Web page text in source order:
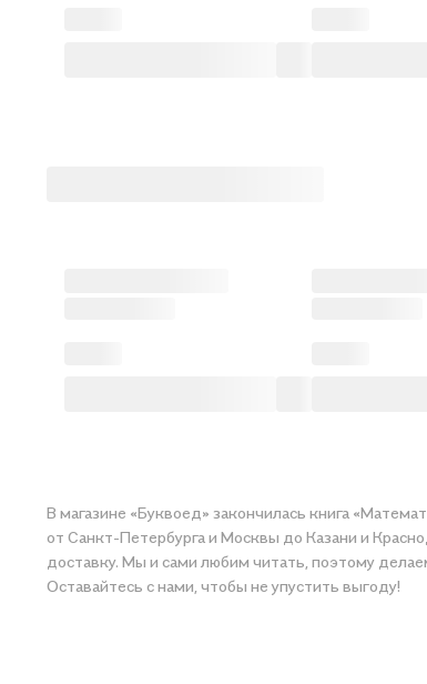
В магазине «Буквоед» закончилась книга «Математика. Задачи. Уровень 2» от автора KUMON .
от Санкт-Петербурга и Москвы до Казани и
доставку. Мы и сами любим читать, поэтому
Оставайтесь с нами, чтобы не упустить выгоду!